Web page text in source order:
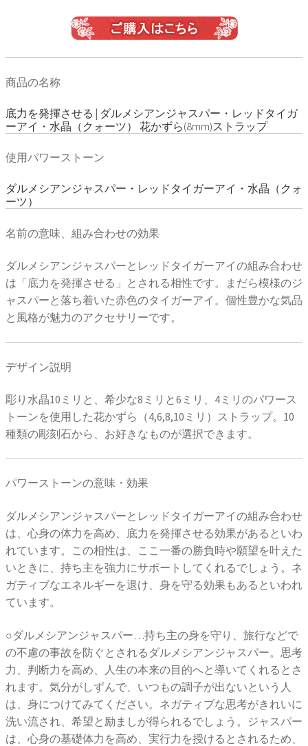
商品の名称
底力を発揮させる | ダルメシアンジャスパー・レッドタイガ
ーアイ・水晶（クォーツ） 花かずら(8mm)ストラップ
使用パワーストーン
ダルメシアンジャスパー・レッドタイガーアイ・水晶（クォ
ーツ）
名前の意味、組み合わせの効果
ダルメシアンジャスパーとレッドタイガーアイの組み合わせ
は「底力を発揮させる」とされる相性です。まだら模様のジ
ャスパーと落ち着いた赤色のタイガーアイ。個性豊かな気品
と風格が魅力のアクセサリーです。
デザイン説明
彫り水晶10ミリと、希少な8ミリと6ミリ、4ミリのパワース
トーンを使用した花かずら（4,6,8,10ミリ）ストラップ。10
種類の彫刻石から、お好きなものが選択できます。
パワーストーンの意味・効果
ダルメシアンジャスパーとレッドタイガーアイの組み合わせ
は、心身の体力を高め、底力を発揮させる効果があるといわ
れています。この相性は、ここ一番の勝負時や願望を叶えた
いときに、持ち主を強力にサポートしてくれるでしょう。ネ
ガティブなエネルギーを退け、身を守る効果もあるといわれ
ています。
○ダルメシアンジャスパー…持ち主の身を守り、旅行などで
の不慮の事故を防ぐとされるダルメシアンジャスパー。思考
力、判断力を高め、人生の本来の目的へと導いてくれるとさ
れます。気分がしずんで、いつもの調子が出ないという人
は、身につけてみてください。ネガティブな思考がきれいに
洗い流され、希望と励ましが得られるでしょう。ジャスパー
は、心身の基礎体力を高め、実行力を授けるとされるため、